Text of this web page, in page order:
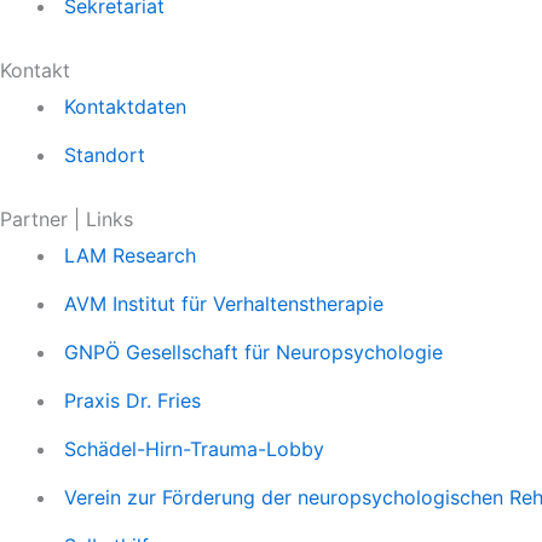
Sekretariat
Kontakt
Kontaktdaten
Standort
Partner | Links
LAM Research
AVM Institut für Verhaltenstherapie
GNPÖ Gesellschaft für Neuropsychologie
Praxis Dr. Fries
Schädel-Hirn-Trauma-Lobby
Verein zur Förderung der neuropsychologischen